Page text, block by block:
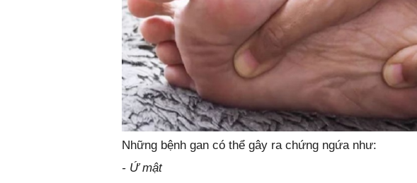
Những bệnh gan có thể gây ra chứng ngứa như:
- Ứ mật